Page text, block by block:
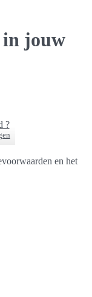
in jouw
?
en het